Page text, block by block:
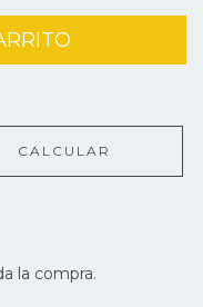
CALCULAR
la compra.